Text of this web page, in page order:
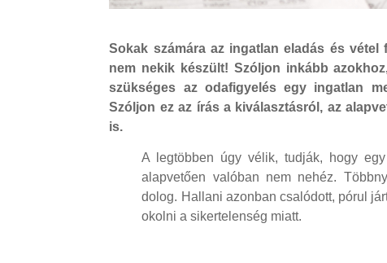
Sokak számára az ingatlan eladás és
nem nekik készült! Szóljon inkább
szükséges az odafigyelés egy ingatlan
Szóljon ez az írás a kiválasztásról, az
is.
A legtöbben úgy vélik, tudják, hogy
alapvetően valóban nem nehéz.
dolog. Hallani azonban csalódott, pórul
okolni a sikertelenség miatt.